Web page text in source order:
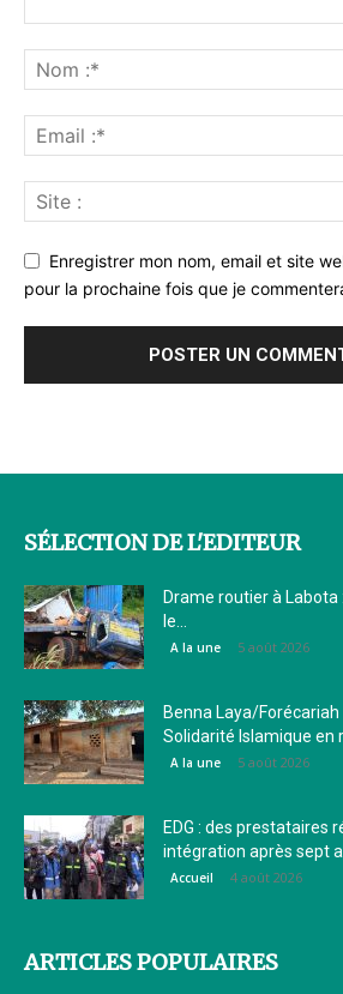
Enregistrer mon nom, email et site
pour la prochaine fois que je
SÉLECTION DE L'EDITEUR
Drame routier à
le...
A la une 5 août 2026
Benna Laya/
Solidarité Islamique en
A la une 5 août 2026
EDG : des prestataires
intégration après sept
Accueil 4 août 2026
ARTICLES POPULAIRES